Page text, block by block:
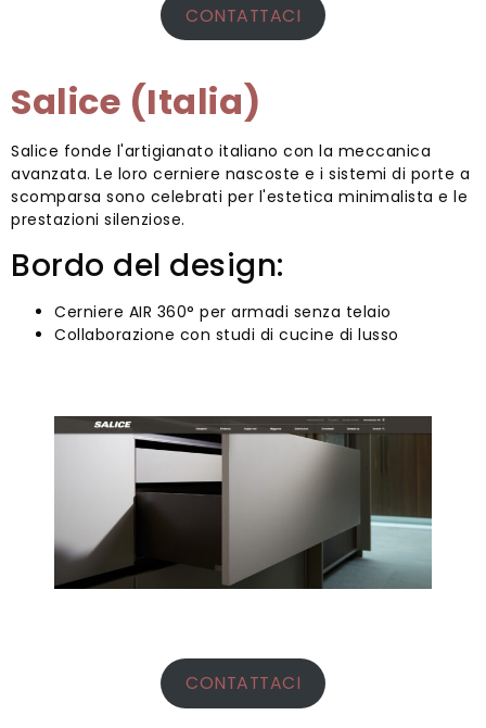
CONTATTACI
Salice (Italia)
Salice fonde l'artigianato italiano con la meccanica
avanzata. Le loro cerniere nascoste e i sistemi di porte a
scomparsa sono celebrati per l'estetica minimalista e le
prestazioni silenziose.
Bordo del design:
Cerniere AIR 360° per armadi senza telaio
Collaborazione con studi di cucine di lusso
CONTATTACI